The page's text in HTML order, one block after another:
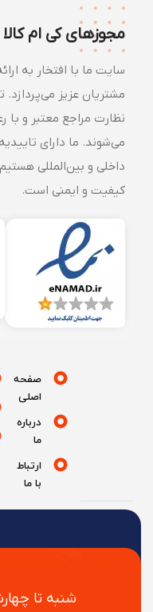
مجوزهای کی ام کالا
سایت ما با افتخار به
مشتریان عزیز می‌پردازد.
نظارت مراجع معتبر و با
می‌شوند. ما دارای
داخلی و بین‌المللی هستیم
کیفیت و ایمنی است.
شنبه تا چهارشنبه
صفحه
درباره
ارتباط